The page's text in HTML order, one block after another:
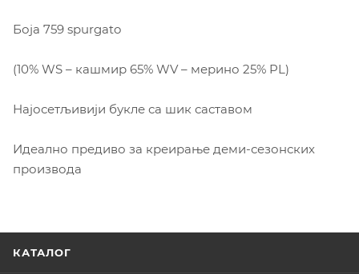
Боjа 759 spurgato
(10% WS – кашмир 65% WV – мерино 25% PL)
Најосетљивији букле са шик саставом
Идеално предиво за креирање деми-сезонских
производа
КАТАЛОГ